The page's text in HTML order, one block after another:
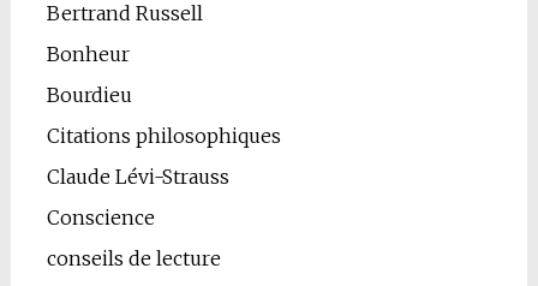
Bertrand Russell
Bonheur
Bourdieu
Citations philosophiques
Claude Lévi-Strauss
Conscience
conseils de lecture